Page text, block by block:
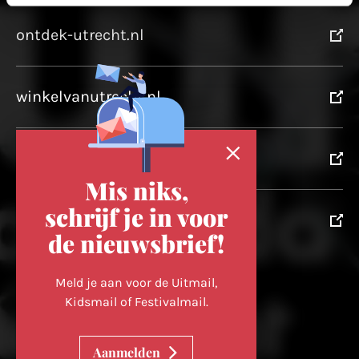
ontdek-utrecht.nl
winkelvanutrecht.nl
utrechtpartners.nl
Volg ons op
Mis niks,
schrijf je in voor
de nieuwsbrief!
Meld je aan voor de Uitmail,
Kidsmail of Festivalmail.
Aanmelden